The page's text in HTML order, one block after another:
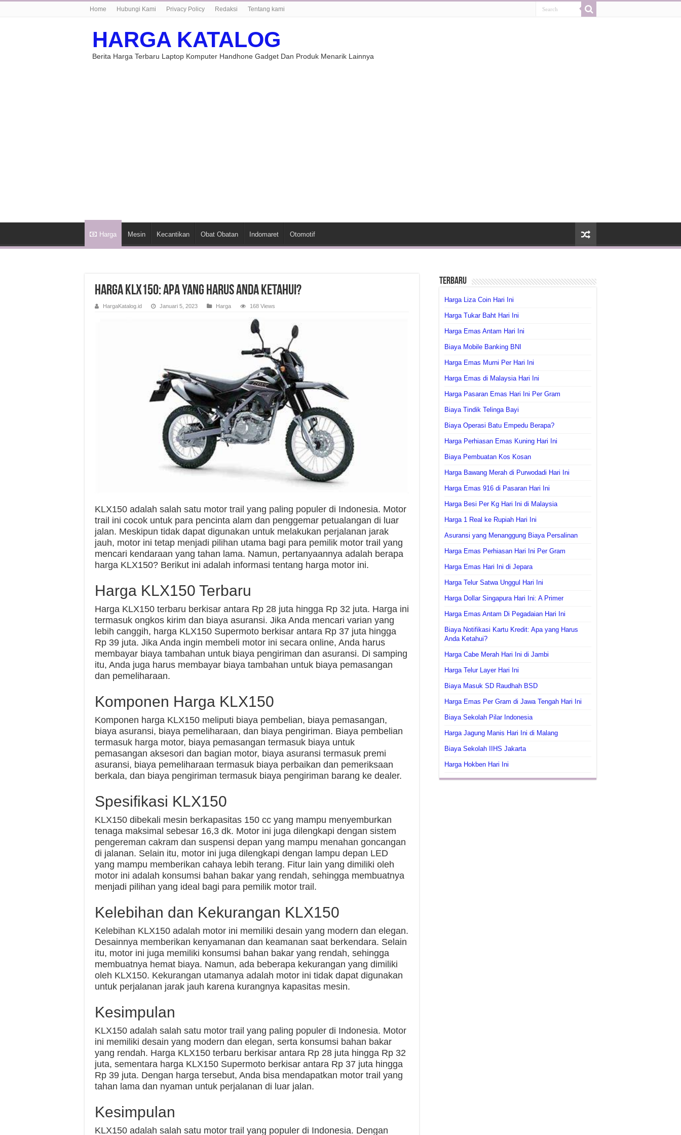
Home Hubungi Kami Privacy Policy Redaksi Tentang kami
HARGA KATALOG
Berita Harga Terbaru Laptop Komputer Handhone Gadget Dan Produk Menarik Lainnya
Harga Mesin Kecantikan Obat Obatan Indomaret Otomotif
Harga KLX150: Apa yang Harus Anda Ketahui?
HargaKatalog.id Januari 5, 2023 Harga 168 Views
KLX150 adalah salah satu motor trail yang paling populer di Indonesia. Motor
trail ini cocok untuk para pencinta alam dan penggemar petualangan di luar
jalan. Meskipun tidak dapat digunakan untuk melakukan perjalanan jarak
jauh, motor ini tetap menjadi pilihan utama bagi para pemilik motor trail yang
mencari kendaraan yang tahan lama. Namun, pertanyaannya adalah berapa
harga KLX150? Berikut ini adalah informasi tentang harga motor ini.
Harga KLX150 Terbaru
Harga KLX150 terbaru berkisar antara Rp 28 juta hingga Rp 32 juta. Harga ini
termasuk ongkos kirim dan biaya asuransi. Jika Anda mencari varian yang
lebih canggih, harga KLX150 Supermoto berkisar antara Rp 37 juta hingga
Rp 39 juta. Jika Anda ingin membeli motor ini secara online, Anda harus
membayar biaya tambahan untuk biaya pengiriman dan asuransi. Di samping
itu, Anda juga harus membayar biaya tambahan untuk biaya pemasangan
dan pemeliharaan.
Komponen Harga KLX150
Komponen harga KLX150 meliputi biaya pembelian, biaya pemasangan,
biaya asuransi, biaya pemeliharaan, dan biaya pengiriman. Biaya pembelian
termasuk harga motor, biaya pemasangan termasuk biaya untuk
pemasangan aksesori dan bagian motor, biaya asuransi termasuk premi
asuransi, biaya pemeliharaan termasuk biaya perbaikan dan pemeriksaan
berkala, dan biaya pengiriman termasuk biaya pengiriman barang ke dealer.
Spesifikasi KLX150
KLX150 dibekali mesin berkapasitas 150 cc yang mampu menyemburkan
tenaga maksimal sebesar 16,3 dk. Motor ini juga dilengkapi dengan sistem
pengereman cakram dan suspensi depan yang mampu menahan goncangan
di jalanan. Selain itu, motor ini juga dilengkapi dengan lampu depan LED
yang mampu memberikan cahaya lebih terang. Fitur lain yang dimiliki oleh
motor ini adalah konsumsi bahan bakar yang rendah, sehingga membuatnya
menjadi pilihan yang ideal bagi para pemilik motor trail.
Kelebihan dan Kekurangan KLX150
Kelebihan KLX150 adalah motor ini memiliki desain yang modern dan elegan.
Desainnya memberikan kenyamanan dan keamanan saat berkendara. Selain
itu, motor ini juga memiliki konsumsi bahan bakar yang rendah, sehingga
membuatnya hemat biaya. Namun, ada beberapa kekurangan yang dimiliki
oleh KLX150. Kekurangan utamanya adalah motor ini tidak dapat digunakan
untuk perjalanan jarak jauh karena kurangnya kapasitas mesin.
Kesimpulan
KLX150 adalah salah satu motor trail yang paling populer di Indonesia. Motor
ini memiliki desain yang modern dan elegan, serta konsumsi bahan bakar
yang rendah. Harga KLX150 terbaru berkisar antara Rp 28 juta hingga Rp 32
juta, sementara harga KLX150 Supermoto berkisar antara Rp 37 juta hingga
Rp 39 juta. Dengan harga tersebut, Anda bisa mendapatkan motor trail yang
tahan lama dan nyaman untuk perjalanan di luar jalan.
Kesimpulan
KLX150 adalah salah satu motor trail yang populer di Indonesia. Dengan
Terbaru
Harga Liza Coin Hari Ini
Harga Tukar Baht Hari Ini
Harga Emas Antam Hari Ini
Biaya Mobile Banking BNI
Harga Emas Murni Per Hari Ini
Harga Emas di Malaysia Hari Ini
Harga Pasaran Emas Hari Ini Per Gram
Biaya Tindik Telinga Bayi
Biaya Operasi Batu Empedu Berapa?
Harga Perhiasan Emas Kuning Hari Ini
Biaya Pembuatan Kos Kosan
Harga Bawang Merah di Purwodadi Hari Ini
Harga Emas 916 di Pasaran Hari Ini
Harga Besi Per Kg Hari Ini di Malaysia
Harga 1 Real ke Rupiah Hari Ini
Asuransi yang Menanggung Biaya Persalinan
Harga Emas Perhiasan Hari Ini Per Gram
Harga Emas Hari Ini di Jepara
Harga Telur Satwa Unggul Hari Ini
Harga Dollar Singapura Hari Ini: A Primer
Harga Emas Antam Di Pegadaian Hari Ini
Biaya Notifikasi Kartu Kredit: Apa yang Harus
Anda Ketahui?
Harga Cabe Merah Hari Ini di Jambi
Harga Telur Layer Hari Ini
Biaya Masuk SD Raudhah BSD
Harga Emas Per Gram di Jawa Tengah Hari Ini
Biaya Sekolah Pilar Indonesia
Harga Jagung Manis Hari Ini di Malang
Biaya Sekolah IIHS Jakarta
Harga Hokben Hari Ini